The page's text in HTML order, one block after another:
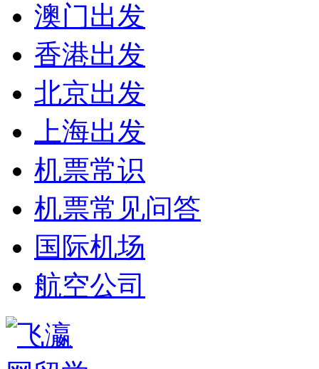
澳门出发
香港出发
北京出发
上海出发
机票常识
机票常见问答
国际机场
航空公司